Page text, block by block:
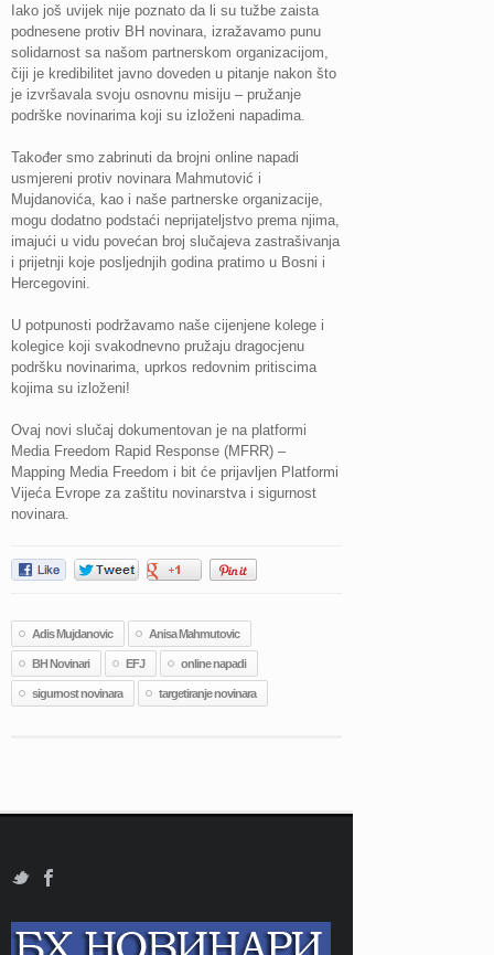
Iako još uvijek nije poznato da li su tužbe zaista
podnesene protiv BH novinara, izražavamo punu
solidarnost sa našom partnerskom organizacijom,
čiji je kredibilitet javno doveden u pitanje nakon što
je izvršavala svoju osnovnu misiju – pružanje
podrške novinarima koji su izloženi napadima.
Također smo zabrinuti da brojni online napadi
usmjereni protiv novinara Mahmutović i
Mujdanovića, kao i naše partnerske organizacije,
mogu dodatno podstaći neprijateljstvo prema njima,
imajući u vidu povećan broj slučajeva zastrašivanja
i prijetnji koje posljednjih godina pratimo u Bosni i
Hercegovini.
U potpunosti podržavamo naše cijenjene kolege i
kolegice koji svakodnevno pružaju dragocjenu
podršku novinarima, uprkos redovnim pritiscima
kojima su izloženi!
Ovaj novi slučaj dokumentovan je na platformi
Media Freedom Rapid Response (MFRR) –
Mapping Media Freedom i bit će prijavljen Platformi
Vijeća Evrope za zaštitu novinarstva i sigurnost
novinara.
Adis Mujdanovic Anisa Mahmutovic
BH Novinari EFJ online napadi
sigurnost novinara targetiranje novinara